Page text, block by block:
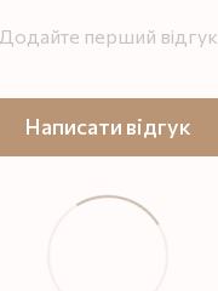
Додайте перший відгук
Написати відгук